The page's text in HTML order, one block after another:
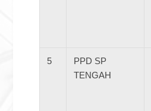
5
PPD SP
TENGAH